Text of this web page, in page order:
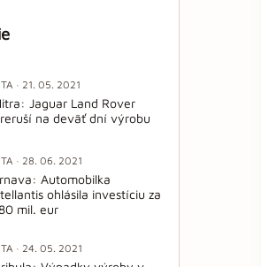
· 21. 05. 2021
Jaguar Land Rover
na deväť dní výrobu
· 28. 06. 2021
Automobilka
ohlásila investíciu za
mil. eur
· 24. 05. 2021